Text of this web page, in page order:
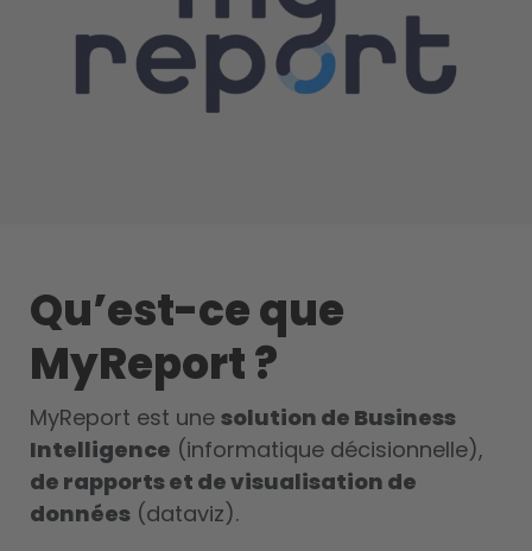
Qu’est-ce que
MyReport ?
MyReport est une solution de Business
Intelligence (informatique décisionnelle),
de rapports et de visualisation de
données (dataviz).